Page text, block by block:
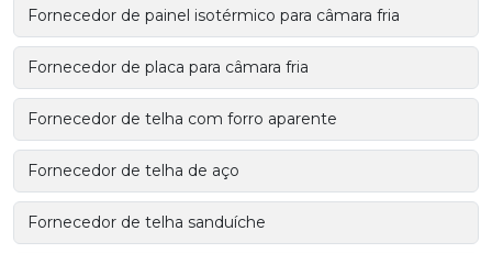
Fornecedor de painel isotérmico para câmara fria
Fornecedor de placa para câmara fria
Fornecedor de telha com forro aparente
Fornecedor de telha de aço
Fornecedor de telha sanduíche